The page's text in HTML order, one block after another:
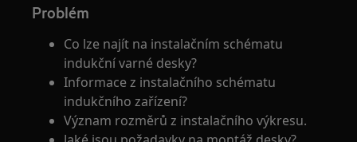
Problém
Co lze najít na instalačním schématu
indukční varné desky?
Informace z instalačního schématu
indukčního zařízení?
Význam rozměrů z instalačního výkresu.